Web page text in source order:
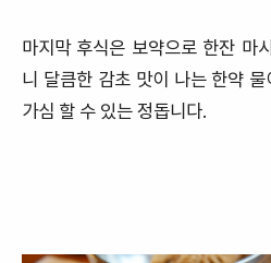
마지막 후식은 보약으로 한잔 마
니 달큼한 감초 맛이 나는 한약
가심 할 수 있는 정돕니다.